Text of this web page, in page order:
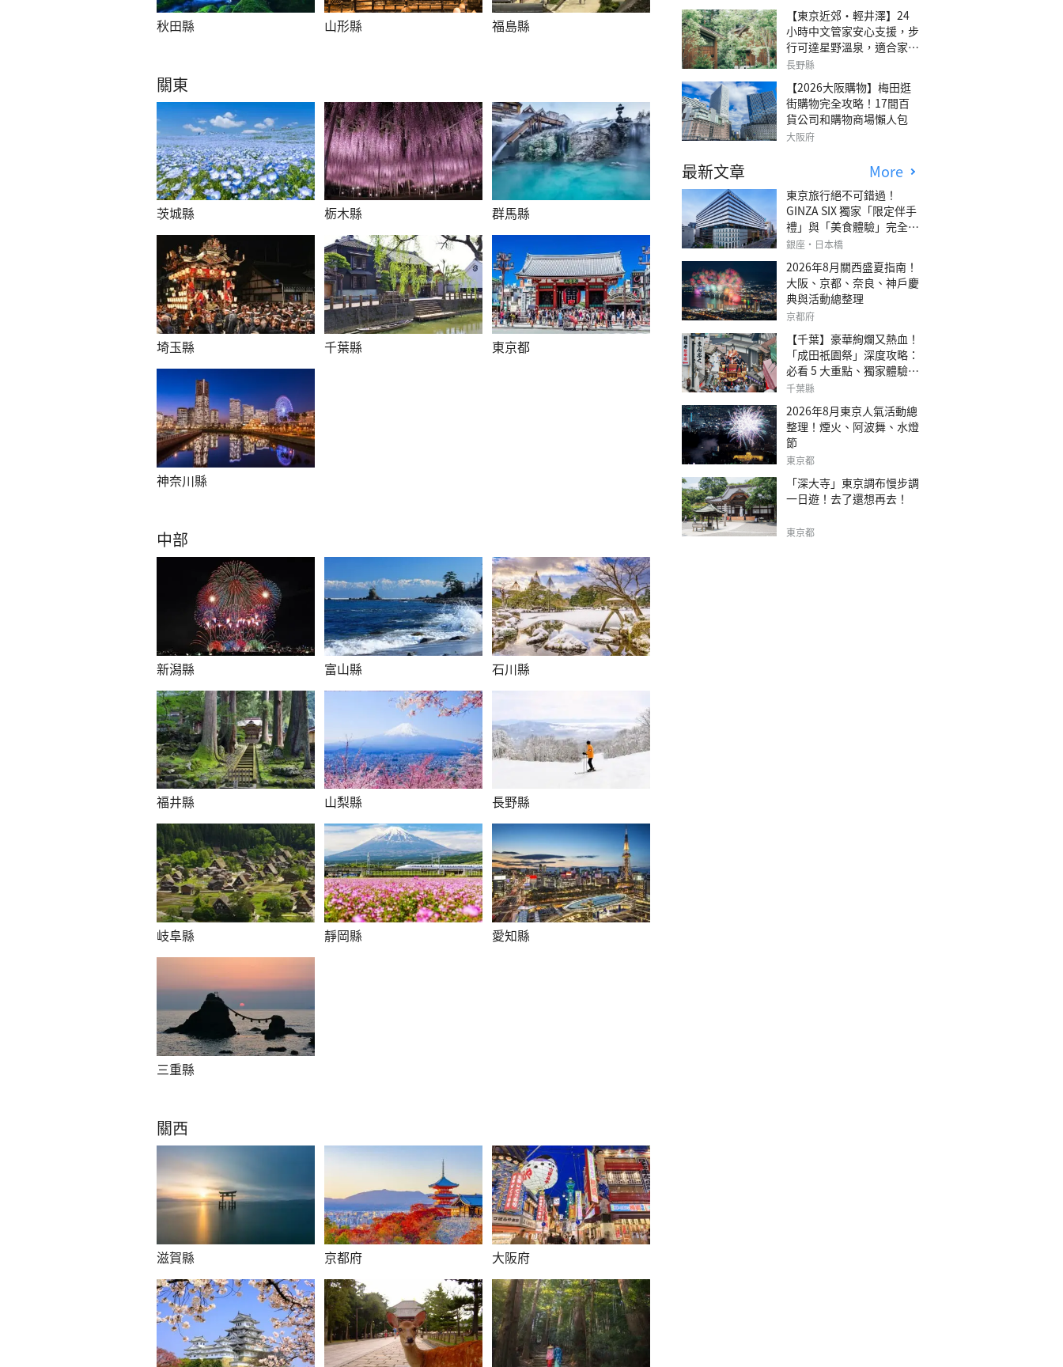
秋田縣 山形縣 福島縣
關東
茨城縣 栃木縣 群馬縣
埼玉縣 千葉縣 東京都
神奈川縣
中部
新潟縣 富山縣 石川縣
福井縣 山梨縣 長野縣
岐阜縣 靜岡縣 愛知縣
三重縣
關西
滋賀縣 京都府 大阪府
【東京近郊・輕井澤】24
小時中文管家安心支援，步
行可達星野溫泉，適合家庭
旅行、三代同遊與紀念日的
澤森四季VILLA」
長野縣
【2026大阪購物】梅田逛
街購物完全攻略！17間百
貨公司和購物商場懶人包
大阪府
最新文章 More
東京旅行絕不可錯過！
GINZA SIX 獨家「限定伴手
禮」與「美食體驗」完全指
南
銀座・日本橋
2026年8月關西盛夏指南！
大阪、京都、奈良、神戶慶
典與活動總整理
京都府
【千葉】豪華絢爛又熱血！
「成田祇園祭」深度攻略：
必看 5 大重點、獨家體驗指
南
千葉縣
2026年8月東京人氣活動總
整理！煙火、阿波舞、水燈
節
東京都
「深大寺」東京調布慢步調
一日遊！去了還想再去！
東京都